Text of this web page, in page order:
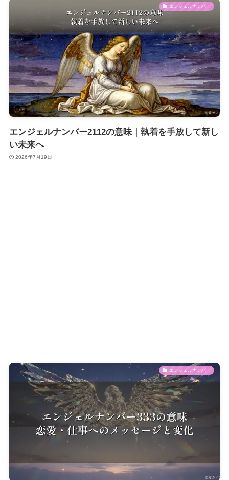
エンジェルナンバー
エンジェルナンバー2112の意味｜執着を手放して新し
い未来へ
2026年7月19日
エンジェルナンバー